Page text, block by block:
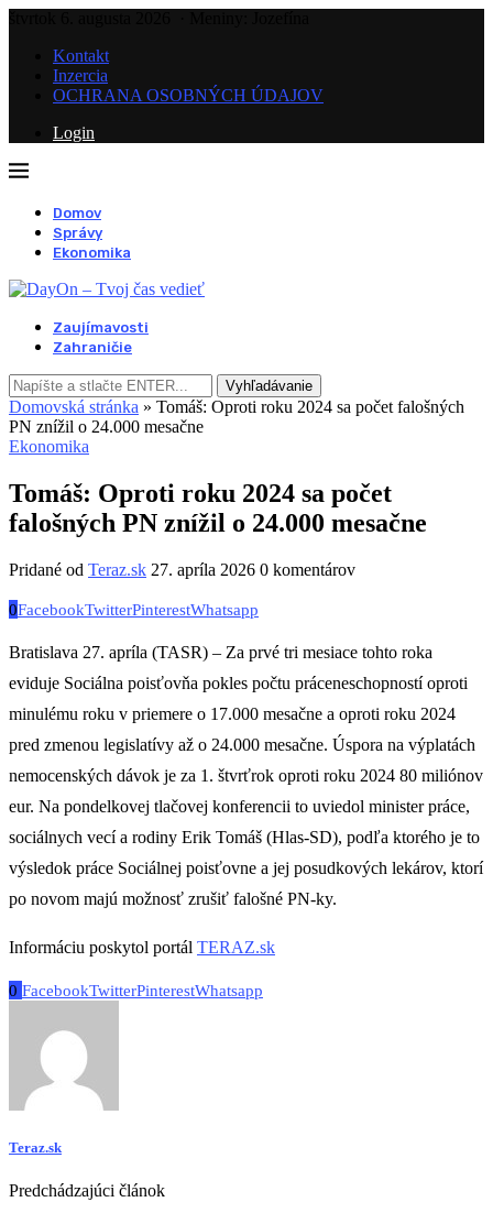
Kontakt
Inzercia
OCHRANA OSOBNÝCH ÚDAJOV
Login
Domov
Správy
Ekonomika
Zaujímavosti
Zahraničie
Vyhľadávanie
Domovská stránka » Tomáš: Oproti roku 2024 sa počet falošných
PN znížil o 24.000 mesačne
Ekonomika
Tomáš: Oproti roku 2024 sa počet
falošných PN znížil o 24.000 mesačne
Pridané od Teraz.sk 27. apríla 2026 0 komentárov
0FacebookTwitterPinterestWhatsapp
Bratislava 27. apríla (TASR) – Za prvé tri mesiace tohto roka
eviduje Sociálna poisťovňa pokles počtu práceneschopností oproti
minulému roku v priemere o 17.000 mesačne a oproti roku 2024
pred zmenou legislatívy až o 24.000 mesačne. Úspora na výplatách
nemocenských dávok je za 1. štvrťrok oproti roku 2024 80 miliónov
eur. Na pondelkovej tlačovej konferencii to uviedol minister práce,
sociálnych vecí a rodiny Erik Tomáš (Hlas-SD), podľa ktorého je to
výsledok práce Sociálnej poisťovne a jej posudkových lekárov, ktorí
po novom majú možnosť zrušiť falošné PN-ky.
Informáciu poskytol portál TERAZ.sk
0 FacebookTwitterPinterestWhatsapp
Teraz.sk
Predchádzajúci článok